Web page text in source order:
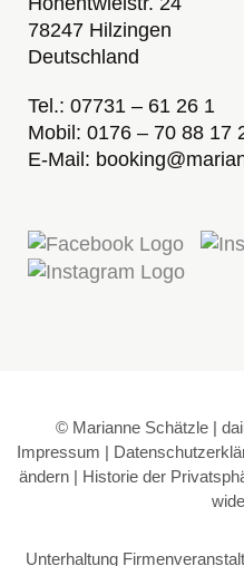
78247 Hilzingen
Deutschland
Tel.: 07731 – 61 26 1
Mobil: 0176 – 70 88 17
E-Mail:
© Marianne Schätzle |
Impressum |
ändern| Historie der
Unterhaltung